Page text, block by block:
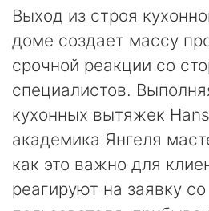
Выход из строя
доме создает массу
срочной реакции со
специалистов.
кухонных вытяжек
академика Янгеля
как это важно для
реагируют на заявку